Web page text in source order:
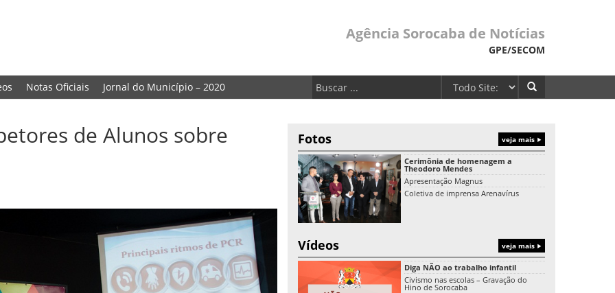
Agência Sorocaba de Notícias
GPE/SECOM
Notas Oficiais Jornal do Município – 2020
de Alunos sobre Fotos veja mais
Cerimônia de homenagem a
Theodoro Mendes
Apresentação Magnus
Coletiva de imprensa Arenavírus
Vídeos veja mais
Diga NÃO ao trabalho infantil
Civismo nas escolas – Gravação do
Hino de Sorocaba